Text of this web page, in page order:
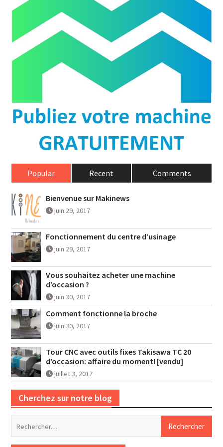
Popular Recent Comments
Bienvenue sur Makinews
juin 29, 2017
Fonctionnement du centre d’usinage
juin 29, 2017
Vous souhaitez acheter une machine
d’occasion ?
juin 30, 2017
Comment fonctionne la broche
juin 30, 2017
Tour CNC avec outils fixes Takisawa TC 20
d’occasion: affaire du moment! [vendu]
juillet 3, 2017
Cherchez sur notre blog